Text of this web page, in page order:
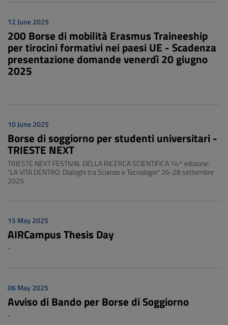
12 June 2025
200 Borse di mobilità Erasmus Traineeship
per tirocini formativi nei paesi UE - Scadenza
presentazione domande venerdì 20 giugno
2025
.
10 June 2025
Borse di soggiorno per studenti universitari -
TRIESTE NEXT
TRIESTE NEXT FESTIVAL DELLA RICERCA SCIENTIFICA 14^ edizione:
"LA VITA DENTRO. Dialoghi tra Scienze e Tecnologie" 26-28 settembre
2025
15 May 2025
AIRCampus Thesis Day
-
06 May 2025
Avviso di Bando per Borse di Soggiorno
-